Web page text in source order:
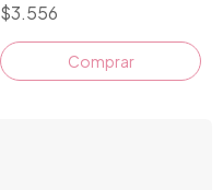
$3.556
Comprar